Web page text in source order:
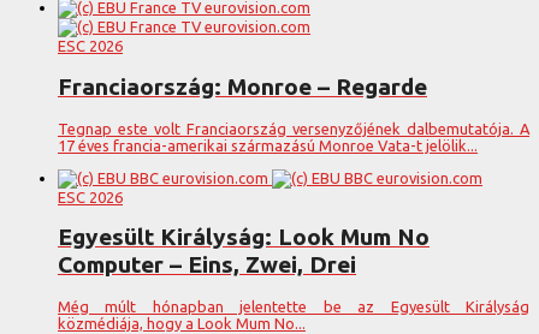
ESC 2026
Franciaország: Monroe – Regarde
Tegnap este volt Franciaország versenyzőjének dalbemutatója. A
17 éves francia-amerikai származású Monroe Vata-t jelölik...
ESC 2026
Egyesült Királyság: Look Mum No
Computer – Eins, Zwei, Drei
Még múlt hónapban jelentette be az Egyesült Királyság
közmédiája, hogy a Look Mum No...